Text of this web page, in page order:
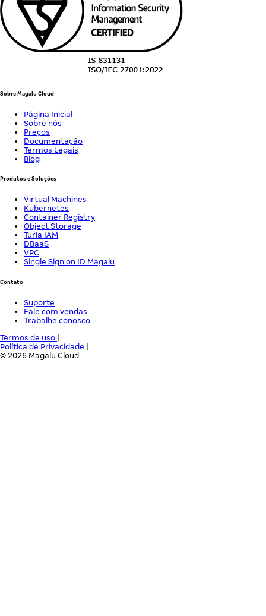
Sobre Magalu Cloud
Página Inicial
Sobre nós
Preços
Documentação
Termos Legais
Blog
Produtos e Soluções
Virtual Machines
Kubernetes
Container Registry
Object Storage
Turia IAM
DBaaS
VPC
Single Sign on ID Magalu
Contato
Suporte
Fale com vendas
Trabalhe conosco
Termos de uso
Política de Privacidade
© 2026 Magalu Cloud